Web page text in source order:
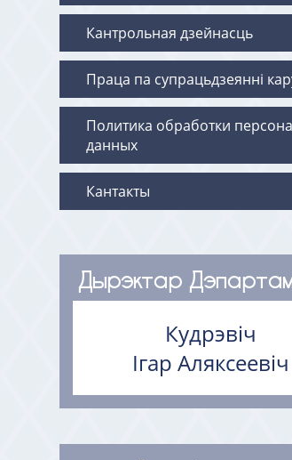
Кантрольная дзейнасць
Праца па супрацьдзеянні
Политика обработки
данных
Кантакты
Дырэктар
Кудрэвіч
Ігар Аляксеевіч